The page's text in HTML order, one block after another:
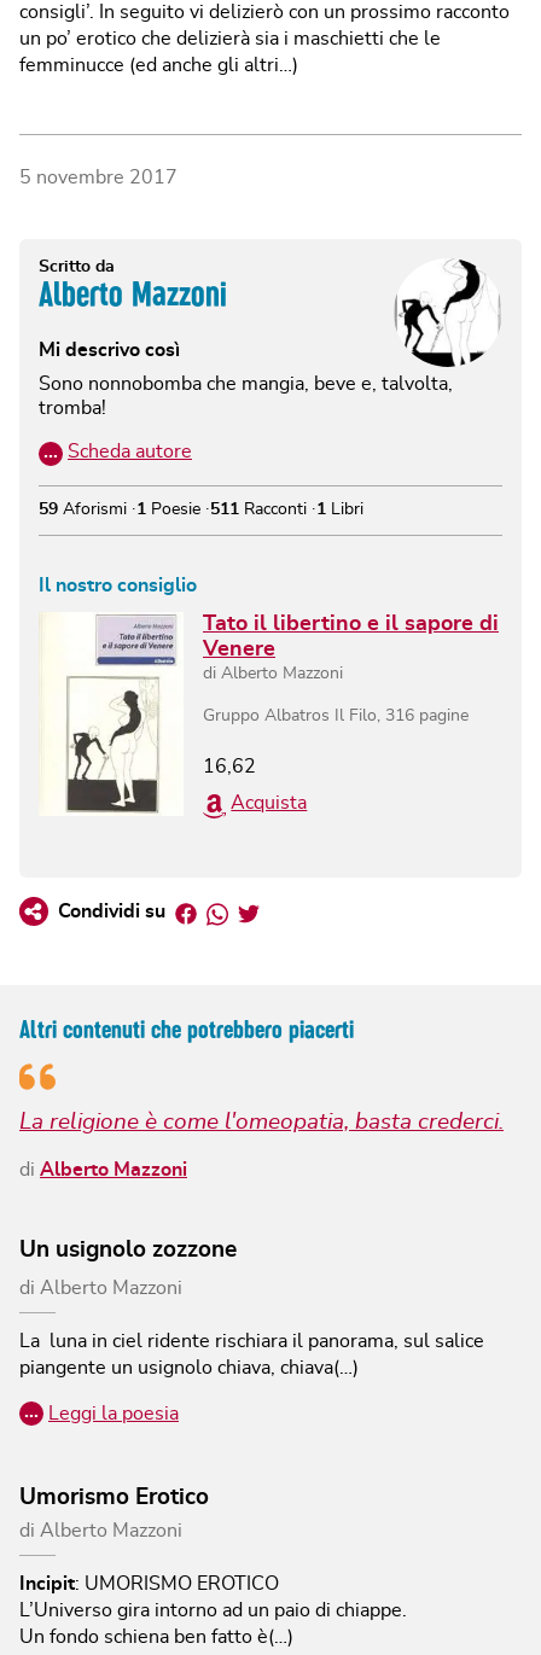
consigli’. In seguito vi delizierò con un prossimo racconto
un po’ erotico che delizierà sia i maschietti che le
femminucce (ed anche gli altri…)
5 novembre 2017
Scritto da
Alberto Mazzoni
Mi descrivo così
Sono nonnobomba che mangia, beve e, talvolta,
tromba!
… Scheda autore
59 Aforismi 1 Poesie 511 Racconti 1 Libri
Il nostro consiglio
Tato il libertino e il sapore di
Venere
di Alberto Mazzoni
Gruppo Albatros Il Filo 316 pagine
16,62
Acquista
Condividi su Facebook
Whatsapp
Twitter
Altri contenuti che potrebbero piacerti
La religione è come l'omeopatia, basta crederci.
di Alberto Mazzoni
Un usignolo zozzone
di Alberto Mazzoni
La luna in ciel ridente rischiara il panorama, sul salice
piangente un usignolo chiava, chiava(…)
… Leggi la poesia
Umorismo Erotico
di Alberto Mazzoni
Incipit: UMORISMO EROTICO
L’Universo gira intorno ad un paio di chiappe.
Un fondo schiena ben fatto è(…)